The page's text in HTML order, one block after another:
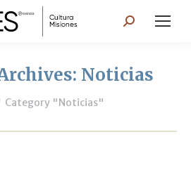
Search:
Noticias
here:
Category "Noticias"